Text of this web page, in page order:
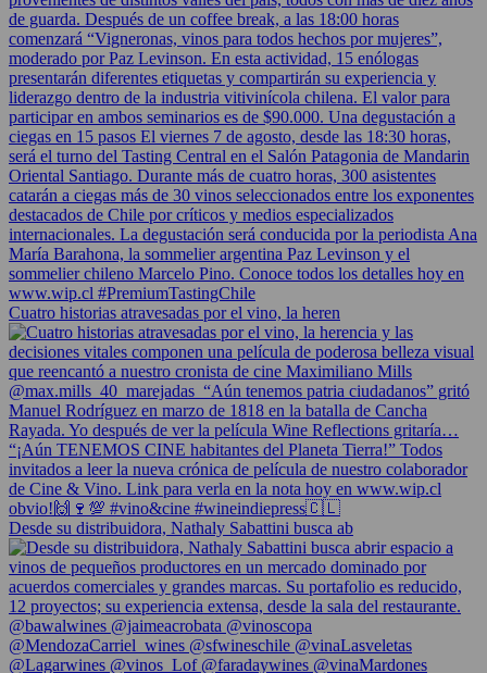
Cuatro historias atravesadas por el vino, la heren
Desde su distribuidora, Nathaly Sabattini busca ab